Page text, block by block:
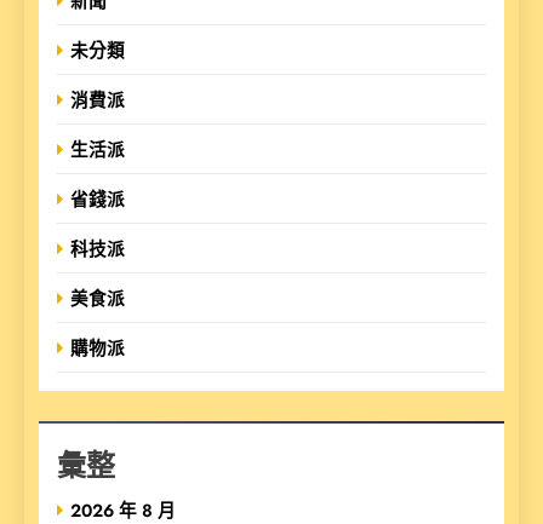
未分類
消費派
生活派
省錢派
科技派
美食派
購物派
彙整
2026 年 8 月